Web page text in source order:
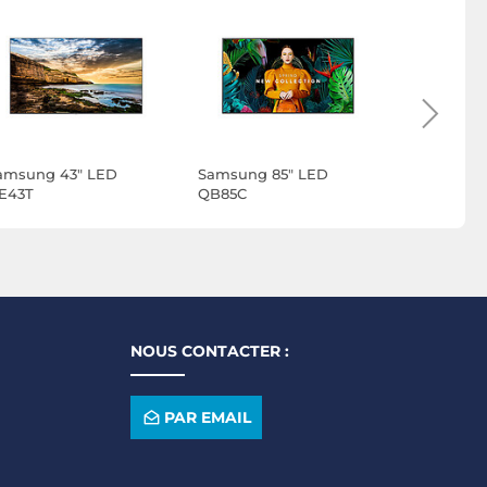
43" LED
Samsung 85" LED
QB85C
NOUS CONTACTER :
PAR EMAIL